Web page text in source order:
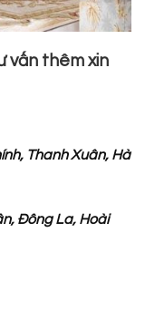
vấn thêm xin
Thanh Xuân, Hà
Đông La, Hoài